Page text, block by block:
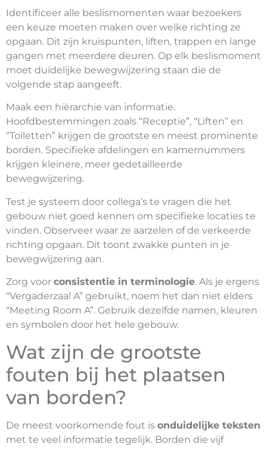
Identificeer alle beslismomenten waar bezoekers
een keuze moeten maken over welke richting ze
opgaan. Dit zijn kruispunten, liften, trappen en lange
gangen met meerdere deuren. Op elk beslismoment
moet duidelijke bewegwijzering staan die de
volgende stap aangeeft.
Maak een hiërarchie van informatie.
Hoofdbestemmingen zoals “Receptie”, “Liften” en
“Toiletten” krijgen de grootste en meest prominente
borden. Specifieke afdelingen en kamernummers
krijgen kleinere, meer gedetailleerde
bewegwijzering.
Test je systeem door collega’s te vragen die het
gebouw niet goed kennen om specifieke locaties te
vinden. Observeer waar ze aarzelen of de verkeerde
richting opgaan. Dit toont zwakke punten in je
bewegwijzering aan.
Zorg voor consistentie in terminologie. Als je ergens
“Vergaderzaal A” gebruikt, noem het dan niet elders
“Meeting Room A”. Gebruik dezelfde namen, kleuren
en symbolen door het hele gebouw.
Wat zijn de grootste
fouten bij het plaatsen
van borden?
De meest voorkomende fout is onduidelijke teksten
met te veel informatie tegelijk. Borden die vijf